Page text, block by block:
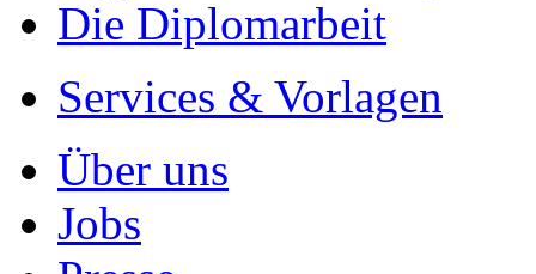
Die Diplomarbeit
Services & Vorlagen
Über uns
Jobs